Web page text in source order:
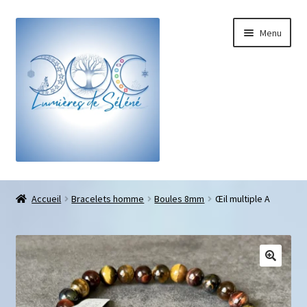
Menu
Boutique
Galets pouce anti-stress
Pendentifs sifflet et fioles
Accueil Bracelets homme Boules 8mm Œil multiple A